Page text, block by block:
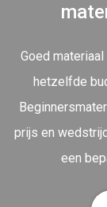
Goed
hetzelfde
prijs en
een